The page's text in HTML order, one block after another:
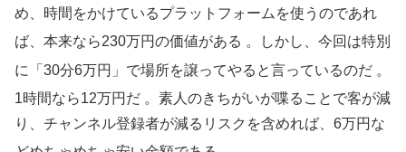
め、時間をかけているプラットフォームを使うのであれ
ば、本来なら230万円の価値がある 。しかし、今回は特別
に「30分6万円」で場所を譲ってやると言っているのだ 。
1時間なら12万円だ 。素人のきちがいが喋ることで客が減
り、チャンネル登録者が減るリスクを含めれば、6万円な